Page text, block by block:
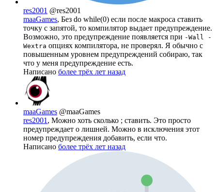
res2001 @res2001
maaGames, Без do while(0) если после макроса ставить
точку с запятой, то компилятор выдает предупреждение.
Возможно, это предупреждение появляется при -Wall -
Wextra опциях компилятора, не проверял. Я обычно с
повышенным уровнем предупреждений собираю, так
что у меня предупреждение есть.
Написано более трёх лет назад
maaGames @maaGames
res2001 , Можно хоть сколько ; ставить. Это просто
предупреждает о лишней. Можно в исключения этот
номер предупреждения добавить, если что.
Написано более трёх лет назад